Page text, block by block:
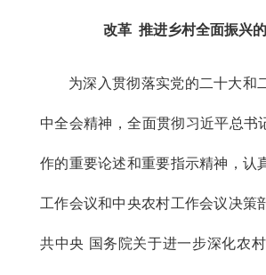
改革 推进乡村全面振兴
为深入贯彻落实党的二十大和
中全会精神，全面贯彻习近平总书
作的重要论述和重要指示精神，认
工作会议和中央农村工作会议决策
共中央 国务院关于进一步深化农